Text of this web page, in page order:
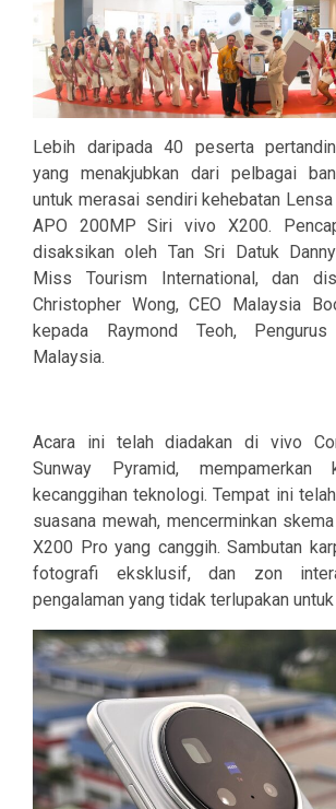
Lebih daripada 40 peserta
yang menakjubkan dari pelbagai
untuk merasai sendiri kehebatan
APO 200MPSiri vivo X200.
disaksikan oleh Tan Sri Datuk
Miss Tourism International, dan
Christopher Wong, CEO Malaysia
kepada Raymond Teoh,
Malaysia.
Acara ini telah diadakan di vivo
Sunway Pyramid, mempamerkan
kecanggihan teknologi. Tempat ini
suasana mewah, mencerminkan
X200 Pro yang canggih. Sambutan
fotografi eksklusif, dan zon
pengalaman yang tidak terlupakan